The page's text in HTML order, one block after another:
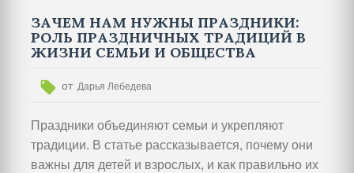
ЗАЧЕМ НАМ НУЖНЫ ПРАЗДНИКИ:
РОЛЬ ПРАЗДНИЧНЫХ ТРАДИЦИЙ В
ЖИЗНИ СЕМЬИ И ОБЩЕСТВА
от Дарья Лебедева
Праздники объединяют семьи и укрепляют
традиции. В статье рассказывается, почему они
важны для детей и взрослых, и как правильно их